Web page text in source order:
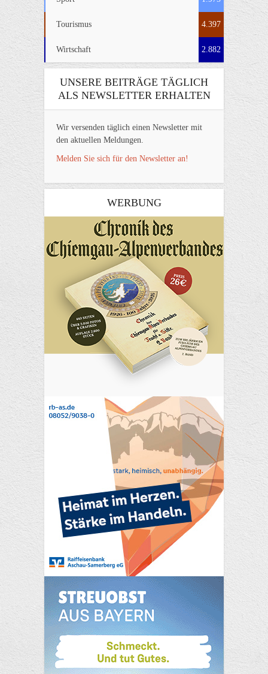
Tourismus 4.397
Wirtschaft 2.882
UNSERE BEITRÄGE TÄGLICH
ALS NEWSLETTER ERHALTEN
Wir versenden täglich einen Newsletter mit
den aktuellen Meldungen.
Melden Sie sich für den Newsletter an!
WERBUNG